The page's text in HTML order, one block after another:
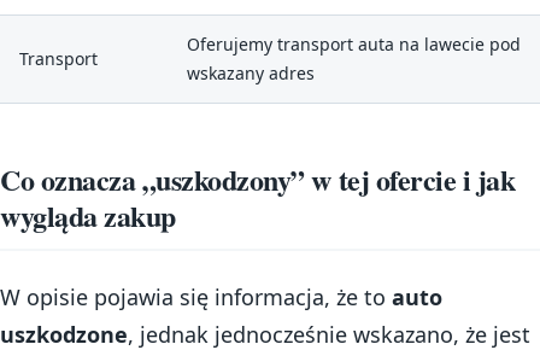
Transport
Oferujemy transport auta na lawecie pod
wskazany adres
Co oznacza „uszkodzony” w tej ofercie i jak
wygląda zakup
W opisie pojawia się informacja, że to auto
uszkodzone, jednak jednocześnie wskazano, że jest